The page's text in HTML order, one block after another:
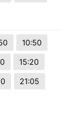
10:50
15:20
21:05